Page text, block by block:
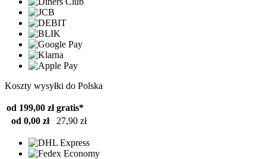
Koszty wysyłki do Polska
od 199,00 zł gratis*
od 0,00 zł
27,90 zł